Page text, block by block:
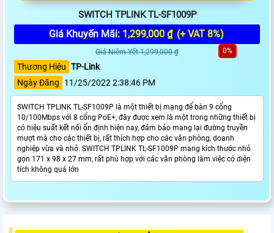
SWITCH TPLINK TL-SF1009P
Giá Khuyến Mãi: 1,299,000 ₫ (+ VAT 8%)
Giá Niêm Yết:1,299,000 ₫ 0%
Thương Hiệu TP-Link
Ngày Đăng
11/25/2022 2:38:46 PM
SWITCH TPLINK TL-SF1009P là một thiết bị mạng để bàn 9 cổng
10/100Mbps với 8 cổng PoE+, đây được xem là một trong những thiết bị
có hiệu suất kết nối ổn định hiện nay, đảm bảo mang lại đường truyền
mượt mà cho các thiết bị, rất thích hợp cho các văn phòng, doanh
nghiệp vừa và nhỏ. SWITCH TPLINK TL-SF1009P mang kích thước nhỏ
gọn 171 x 98 x 27 mm, rất phù hợp với các văn phòng làm việc có diện
tích không quá lớn